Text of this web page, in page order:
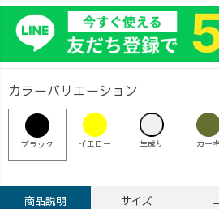
カラーバリエーション
ブラック イエロー 生成り カーキ
商品説明 サイズ